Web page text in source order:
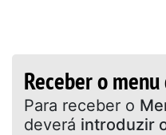
Receber o
Para receber o
deverá introduzir